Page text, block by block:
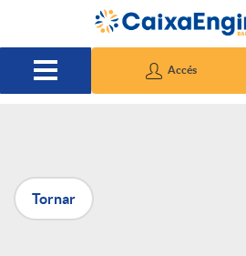
Salta al contingut principal
Accés
P
u
Tornar